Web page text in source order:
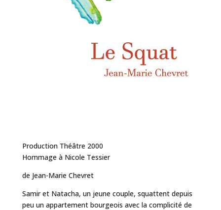
Production Théâtre 2000
Hommage à Nicole Tessier
de Jean-Marie Chevret
Samir et Natacha, un jeune couple, squattent depuis
peu un appartement bourgeois avec la complicité de